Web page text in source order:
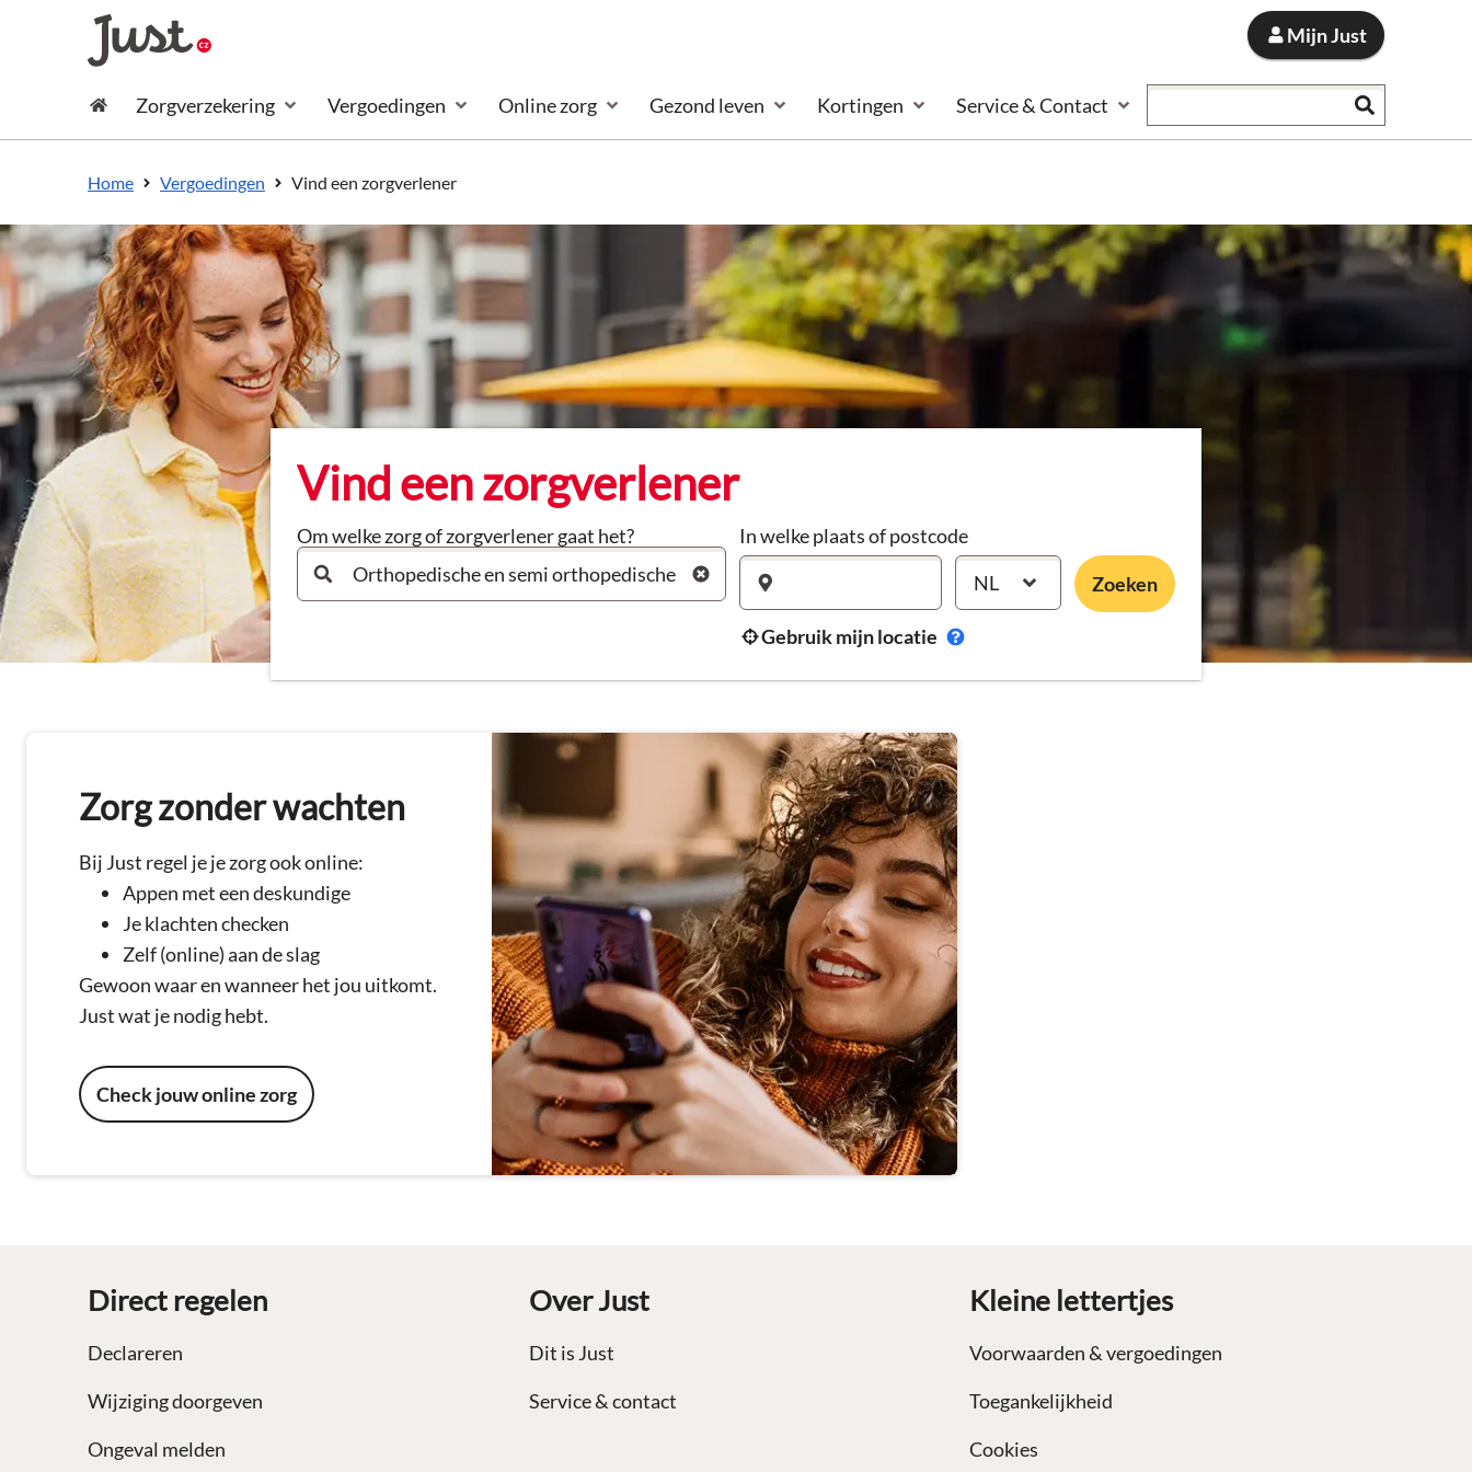
de inhoud
het einde
Mijn Just
Consument
Zorgverzekering Vergoedingen Online zorg Gezond leven Kortingen Service & Contact
Home Vergoedingen Vind een zorgverlener
Vind een zorgverlener
Om welke zorg of zorgverlener gaat het?
In welke plaats of postcode
NL
Gebruik mijn locatie
Zoeken
Zorg zonder wachten
Bij Just regel je je zorg ook online:
Appen met een deskundige
Je klachten checken
Zelf (online) aan de slag
Gewoon waar en wanneer het jou uitkomt.
Just wat je nodig hebt.
Check jouw online zorg
Direct regelen
Declareren
Wijziging doorgeven
Ongeval melden
Over Just
Dit is Just
Service & contact
Kleine lettertjes
Voorwaarden & vergoedingen
Toegankelijkheid
Cookies